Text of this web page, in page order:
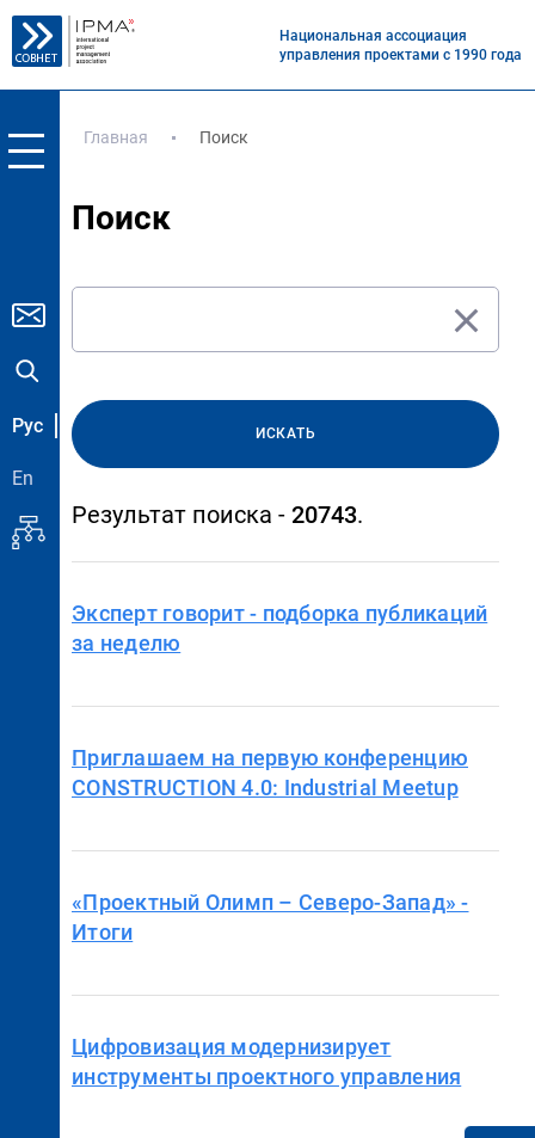
Национальная ассоциация
управления проектами с 1990 года
Рус
En
Главная Поиск
Поиск
ИСКАТЬ
Результат поиска - 20743.
Эксперт говорит - подборка публикаций
за неделю
Приглашаем на первую конференцию
CONSTRUCTION 4.0: Industrial Meetup
«Проектный Олимп – Северо-Запад» -
Итоги
Цифровизация модернизирует
инструменты проектного управления